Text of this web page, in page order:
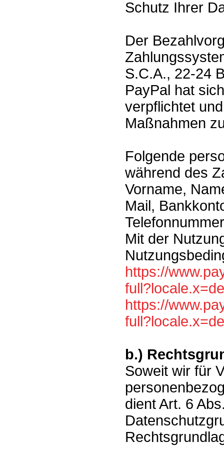
Schutz Ihrer
Der
S.C.A., 22-24
PayPal hat
verpflichtet
Maßnahmen
Folgende
während des
Vorname,
Mail,
Mit der
https://
https://
b.)
Soweit wir für
dient Art. 6